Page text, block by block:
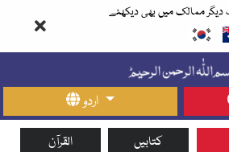
ممالک میں بھی دیکھئے
اردو
القرآن کتابیں